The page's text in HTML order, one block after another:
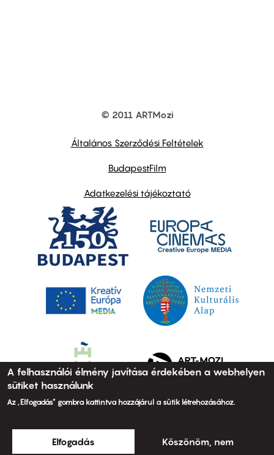
© 2011 ARTMozi
Általános Szerződési Feltételek
BudapestFilm
Adatkezelési tájékoztató
A felhasználói élmény javítása érdekében a webhelyen
sütiket használunk
Az „Elfogadás” gombra kattintva hozzájárul a sütik létrehozásához.
Elfogadás Köszönöm, nem